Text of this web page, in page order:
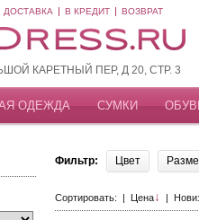
ДОСТАВКА В КРЕДИТ ВОЗВРАТ
КАРЕТНЫЙ ПЕР, Д 20, СТР. 3
ОДЕЖДА СУМКИ
Фильтр: Цвет
Сортировать: | Цена↓ |